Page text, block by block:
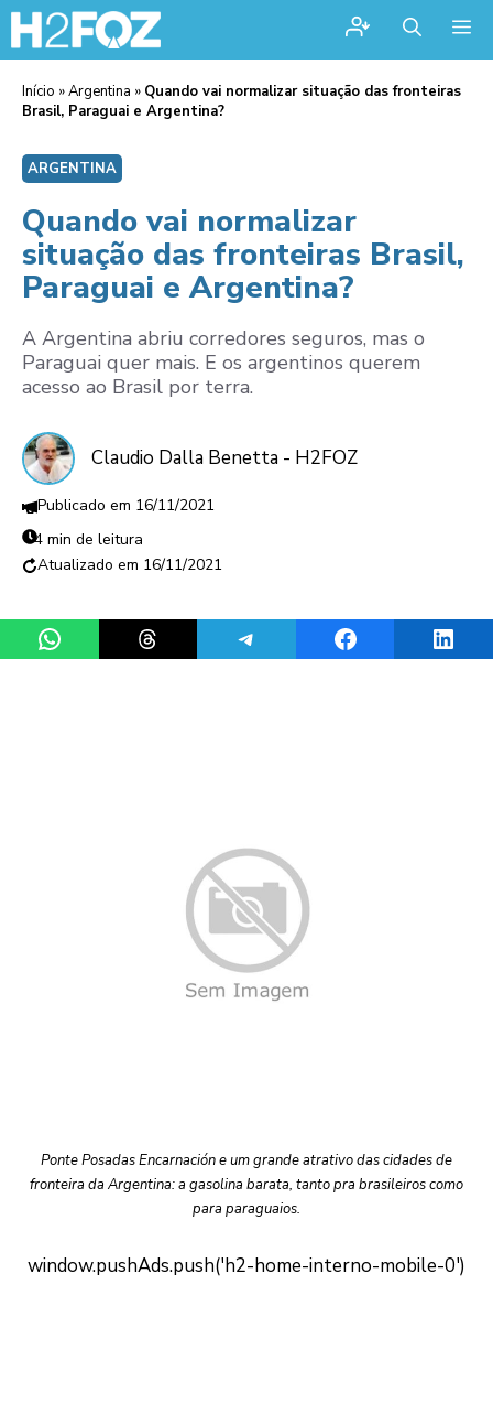
Início »Argentina » Quando vai normalizar situação das fronteiras
Brasil, Paraguai e Argentina?
ARGENTINA
Quando vai normalizar
situação das fronteiras Brasil,
Paraguai e Argentina?
A Argentina abriu corredores seguros, mas o
Paraguai quer mais. E os argentinos querem
acesso ao Brasil por terra.
Claudio Dalla Benetta - H2FOZ
16/11/2021
4 min de leitura
16/11/2021
Share on WhatsAppShare on ThreadsShare on TelegramShare on Facebook
Ponte Posadas Encarnación e um grande atrativo das cidades de
fronteira da Argentina: a gasolina barata, tanto pra brasileiros como
para paraguaios.